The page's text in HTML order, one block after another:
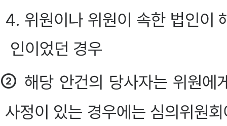
4. 위원이나 위원이 속한 법인이
인이었던 경우
② 해당 안건의 당사자는 위원에
사정이 있는 경우에는 심의위원